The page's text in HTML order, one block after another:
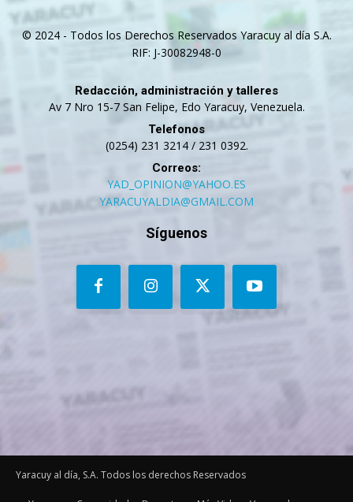
© 2024 - Todos los Derechos Reservados Yaracuy al día S.A.
RIF: J-30082948-0
Redacción, administración y talleres
Av 7 Nro 15-7 San Felipe, Edo Yaracuy, Venezuela.
Telefonos
(0254) 231 3214 / 231 0392.
Correos:
YAD_OPINION@YAHOO.ES
YARACUYALDIA@GMAIL.COM
Síguenos
Yaracuy al día, S.A. Todos los derechos Reservados